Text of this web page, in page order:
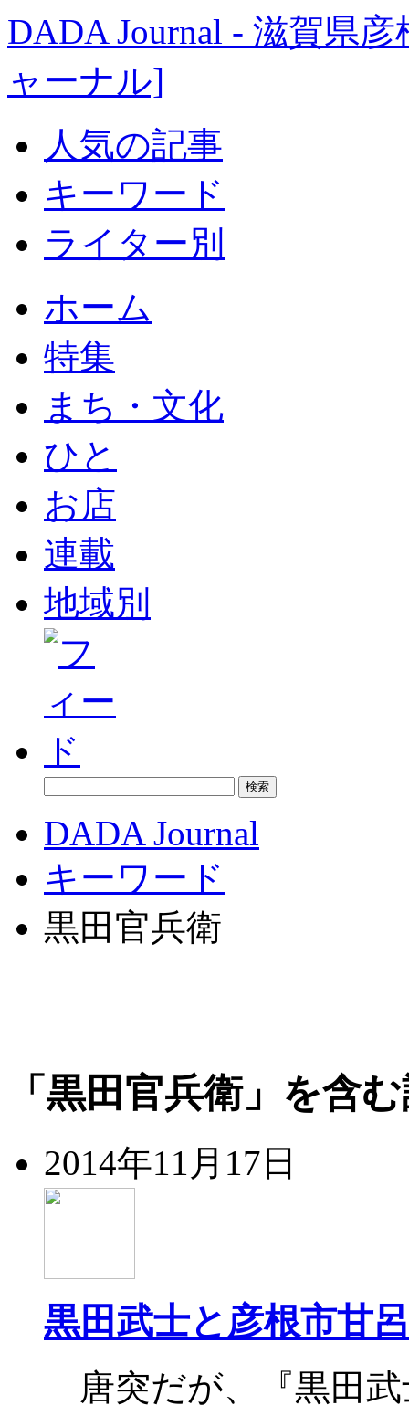
DADA Journal - 滋賀県
ャーナル]
人気の記事
キーワード
ライター別
ホーム
特集
まち・文化
ひと
お店
連載
地域別
DADA Journal
キーワード
黒田官兵衛
「黒田官兵衛」を含
2014年11月17日
黒田武士と彦根市甘
唐突だが、『黒田武